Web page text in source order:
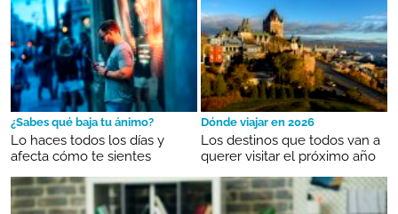
¿Sabes qué baja tu ánimo?
Lo haces todos los días y
afecta cómo te sientes
Dónde viajar en 2026
Los destinos que todos van a
querer visitar el próximo año